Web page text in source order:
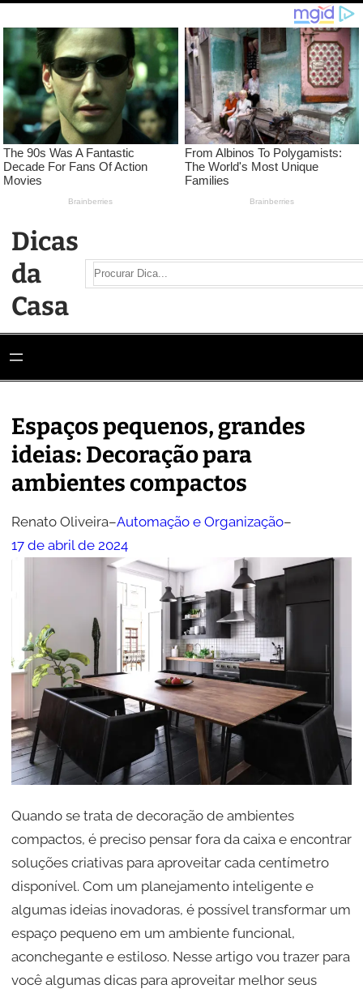
o
conteúdo
Dicas
da
Casa
Search
Espaços pequenos, grandes
ideias: Decoração para
ambientes compactos
Renato Oliveira–Automação e Organização–
17 de abril de 2024
Quando se trata de decoração de ambientes
compactos, é preciso pensar fora da caixa e encontrar
soluções criativas para aproveitar cada centímetro
disponível. Com um planejamento inteligente e
algumas ideias inovadoras, é possível transformar um
espaço pequeno em um ambiente funcional,
aconchegante e estiloso. Nesse artigo vou trazer para
você algumas dicas para aproveitar melhor seus